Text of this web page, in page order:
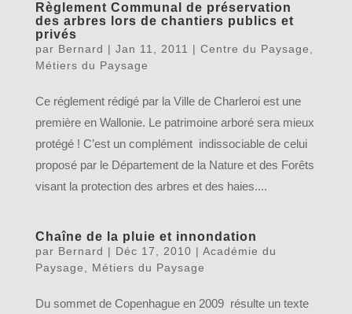
Règlement Communal de préservation
des arbres lors de chantiers publics et
privés
par Bernard | Jan 11, 2011 | Centre du Paysage
Métiers du Paysage
Ce réglement rédigé par la Ville de Charleroi est une
première en Wallonie. Le patrimoine arboré sera mieux
protégé ! C’est un complément indissociable de celui
proposé par le Département de la Nature et des Forêts
visant la protection des arbres et des haies....
Chaîne de la pluie et innondation
par Bernard | Déc 17, 2010 | Académie du
Paysage
Métiers du Paysage
Du sommet de Copenhague en 2009 résulte un texte